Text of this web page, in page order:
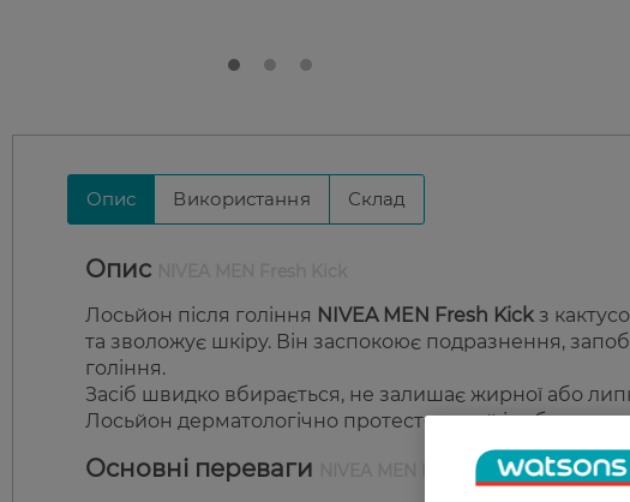
Опис Використання Склад
Опис
Лосьйон після гоління NIVEA MEN Fresh Kick з
та зволожує шкіру. Він заспокоює подразнення,
гоління.
Засіб швидко вбирається, не залишає жирної або
Лосьйон дерматологічно протестований і
Основні переваги NIVEA MEN Fresh Kick